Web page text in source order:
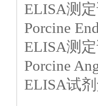
ELISA测
Porcine
ELISA测
Porcine
ELISA试